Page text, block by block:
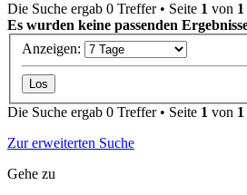
Die Suche ergab 0 Treffer • Seite 1 von 1
Es wurden keine passenden
Anzeigen:
Die Suche ergab 0 Treffer • Seite 1 von 1
Zur erweiterten Suche
Gehe zu